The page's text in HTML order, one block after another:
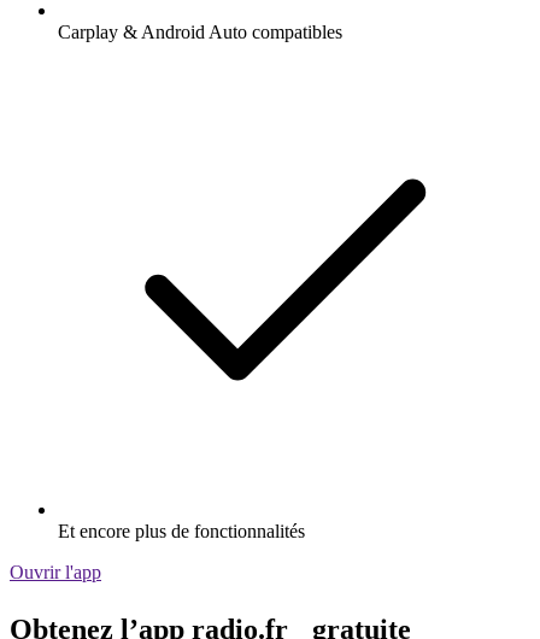
Carplay & Android Auto compatibles
Et encore plus de fonctionnalités
Ouvrir l'app
Obtenez l’app radio.fr gratuite